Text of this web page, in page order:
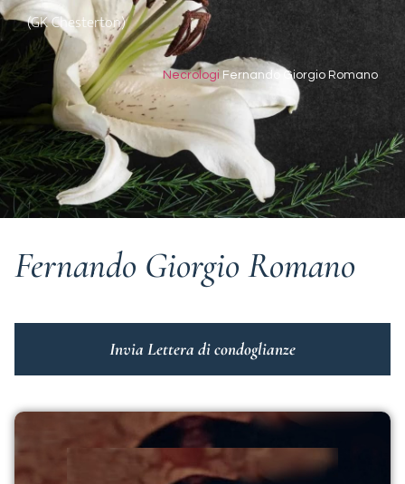
(GK Chesterton)
Necrologi Fernando Giorgio Romano
Fernando Giorgio Romano
Invia Lettera di condoglianze